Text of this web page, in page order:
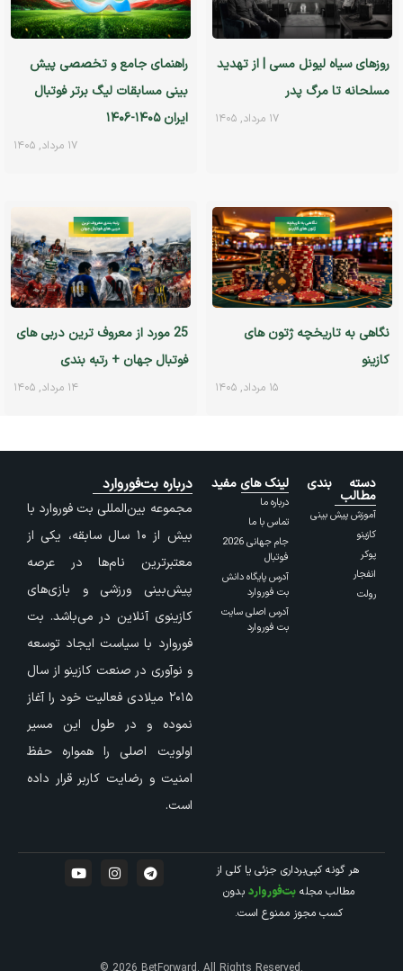
روزهای سیاه لیونل مسی | از تهدید
مسلحانه تا مرگ پدر
۱۷ مرداد, ۱۴۰۵
راهنمای جامع و تخصصی پیش
بینی مسابقات لیگ برتر فوتبال
ایران ۱۴۰۵-۱۴۰۶
۱۷ مرداد, ۱۴۰۵
نگاهی به تاریخچه ژتون های
کازینو
۱۵ مرداد, ۱۴۰۵
25 مورد از معروف ترین دربی های
فوتبال جهان + رتبه بندی
۱۴ مرداد, ۱۴۰۵
دسته بندی
مطالب
آموزش پیش بینی
کازینو
پوکر
انفجار
رولت
لینک های مفید
درباره ما
تماس با ما
جام جهانی 2026
فوتبال
آدرس پایگاه دانش
بت فوروارد
آدرس اصلی سایت
بت فوروارد
درباره بت‌فوروارد
مجموعه بین‌المللی بت فوروارد با
بیش از ۱۰ سال سابقه، یکی از
معتبرترین نام‌ها در عرصه
پیش‌بینی ورزشی و بازی‌های
کازینوی آنلاین در می‌باشد. بت
فوروارد با سیاست ایجاد توسعه
و نوآوری در صنعت کازینو از سال
۲۰۱۵ میلادی فعالیت خود را آغاز
نموده و در طول این مسیر
اولویت اصلی را همواره حفظ
امنیت و رضایت کاربر قرار داده
است.
هر گونه کپی‌برداری جزئی یا کلی از
مطالب مجله بت‌فوروارد بدون
کسب مجوز ممنوع است.